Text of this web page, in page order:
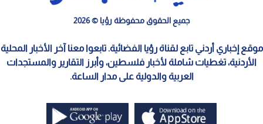
جميع الحقوق محفوظة رؤيا © 2026
موقع إخباري أردني تابع لقناة رؤيا الفضائية. تابعوا معنا آخر الأخبار المحلية
الأردنية، تغطيات شاملة لأخبار فلسطين، وأبرز التقارير والمستجدات
العربية والدولية على مدار الساعة.